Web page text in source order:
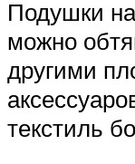
Подушки
можно
другими
текстиль